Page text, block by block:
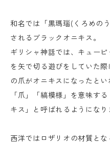
和名では「黒瑪瑙(くろめの
されるブラックオニキス。
ギリシャ神話では、キュー
を矢で切る遊びをしていた
の爪がオニキスになったと
「爪」「縞模様」を意味す
キス」と呼ばれるようになり
西洋ではロザリオの材質と